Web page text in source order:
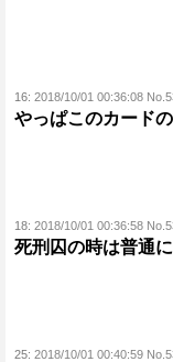
16: 2018/10/01 00:36:08
やっぱこのカード
18: 2018/10/01 00:36:58
死刑囚の時は普通
25: 2018/10/01 00:40:59